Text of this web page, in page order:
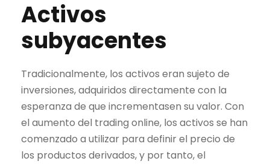
Activos
subyacentes
Tradicionalmente, los activos eran sujeto de
inversiones, adquiridos directamente con la
esperanza de que incrementasen su valor. Con
el aumento del trading online, los activos se han
comenzado a utilizar para definir el precio de
los productos derivados, y por tanto, el